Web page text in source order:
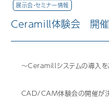
3D外貌スキャナ製品
展示会・セミナー情報
Ceramill体験会 開催
〜Ceramillシステムの導入
CAD/CAM体験会の開催が決